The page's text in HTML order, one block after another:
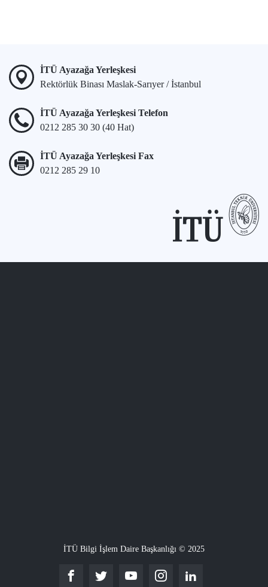
İTÜ Ayazağa Yerleşkesi
Rektörlük Binası Maslak-Sarıyer / İstanbul
İTÜ Ayazağa Yerleşkesi Telefon
0212 285 30 30 (40 Hat)
İTÜ Ayazağa Yerleşkesi Fax
0212 285 29 10
İTÜ Bilgi İşlem Daire Başkanlığı © 2025